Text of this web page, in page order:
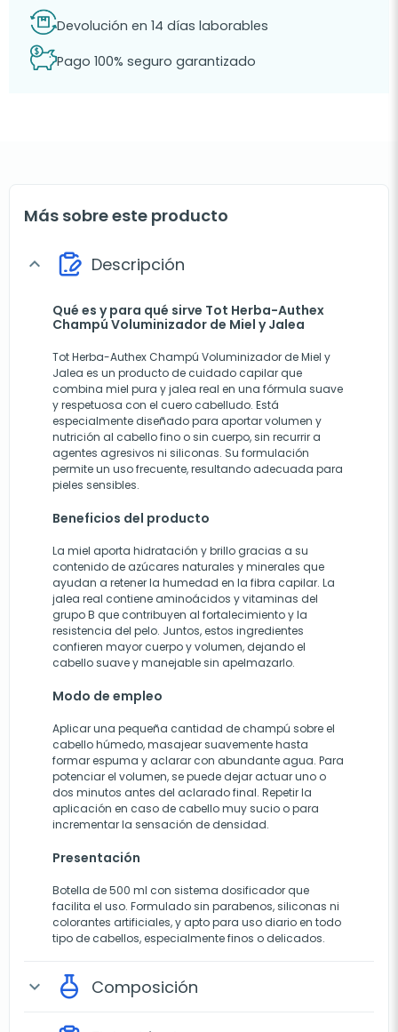
Devolución en 14 días laborables
Pago 100% seguro garantizado
Más sobre este producto
expand_more Descripción
Qué es y para qué sirve Tot Herba-Authex
Champú Voluminizador de Miel y Jalea
Tot Herba-Authex Champú Voluminizador de Miel y
Jalea es un producto de cuidado capilar que
combina miel pura y jalea real en una fórmula suave
y respetuosa con el cuero cabelludo. Está
especialmente diseñado para aportar volumen y
nutrición al cabello fino o sin cuerpo, sin recurrir a
agentes agresivos ni siliconas. Su formulación
permite un uso frecuente, resultando adecuada para
pieles sensibles.
Beneficios del producto
La miel aporta hidratación y brillo gracias a su
contenido de azúcares naturales y minerales que
ayudan a retener la humedad en la fibra capilar. La
jalea real contiene aminoácidos y vitaminas del
grupo B que contribuyen al fortalecimiento y la
resistencia del pelo. Juntos, estos ingredientes
confieren mayor cuerpo y volumen, dejando el
cabello suave y manejable sin apelmazarlo.
Modo de empleo
Aplicar una pequeña cantidad de champú sobre el
cabello húmedo, masajear suavemente hasta
formar espuma y aclarar con abundante agua. Para
potenciar el volumen, se puede dejar actuar uno o
dos minutos antes del aclarado final. Repetir la
aplicación en caso de cabello muy sucio o para
incrementar la sensación de densidad.
Presentación
Botella de 500 ml con sistema dosificador que
facilita el uso. Formulado sin parabenos, siliconas ni
colorantes artificiales, y apto para uso diario en todo
tipo de cabellos, especialmente finos o delicados.
expand_more Composición